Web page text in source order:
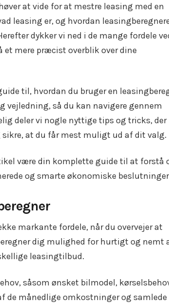
at vide for at mestre leasing med en
leasing er, og hvordan
dykker vi ned i de mange fordele
et mere præcist overblik over dine
til, hvordan du bruger en
så du kan navigere gennem
deler vi nogle nyttige tips og tricks, der
at du får mest muligt ud af dit valg.
være din komplette guide til at forstå
og smarte økonomiske
markante fordele, når du overvejer at
dig mulighed for hurtigt og nemt
leasingtilbud.
såsom ønsket bilmodel,
de månedlige omkostninger og samlede